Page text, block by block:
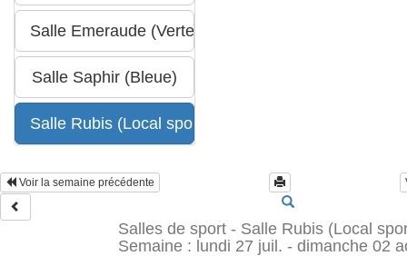
Voir la semaine précédente
Salles de sport - Salle Rubis (Local
Semaine : lundi 27 juil. - dimanche 02